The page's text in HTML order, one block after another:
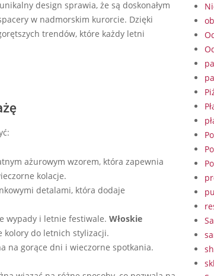
design sprawia, że są doskonałym
w nadmorskim kurorcie. Dzięki
trendów, które każdy letni
ażurowym wzorem, która zapewnia
kolacje.
detalami, która dodaje
wypady i letnie festiwale. Włoskie
kolory do letnich stylizacji.
na gorące dni i wieczorne spotkania.